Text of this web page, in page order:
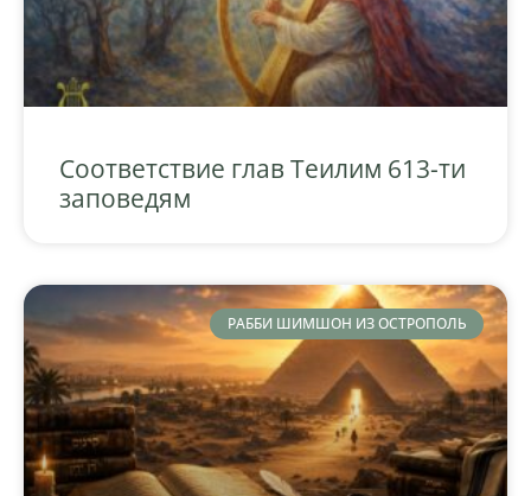
Соответствие глав Теилим 613-ти
заповедям
РАББИ ШИМШОН ИЗ ОСТРОПОЛЬ